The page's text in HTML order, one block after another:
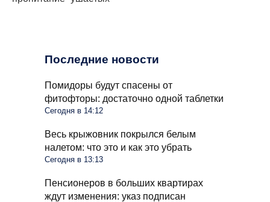
Последние новости
Помидоры будут спасены от
фитофторы: достаточно одной таблетки
Сегодня в 14:12
Весь крыжовник покрылся белым
налетом: что это и как это убрать
Сегодня в 13:13
Пенсионеров в больших квартирах
ждут изменения: указ подписан